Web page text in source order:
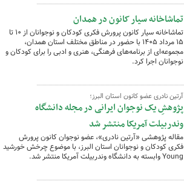
تماشاخانه سیار کانون در همدان
تماشاخانه سیار کانون پرورش فکری کودکان و نوجوانان از ۱۰ تا
۱۵ مرداد ۱۴۰۵ با حضور در مناطق مختلف استان همدان،
مجموعه‌ای از برنامه‌های فرهنگی، هنری و ادبی را برای کودکان و
نوجوانان اجرا کرد.
آرتین نادری عضو کانون استان البرز؛
پژوهشِ یک نوجوان ایرانی در مجله دانشگاه
وندربیلت آمریکا منتشر شد
مقاله پژوهشی «آرتین نادری»، عضو نوجوان کانون پرورش
فکری کودکان و نوجوانان استان البرز، با موضوع چرخش خورشید